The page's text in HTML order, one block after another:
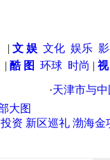
| 文 娱 文化 娱乐
| 酷 图 环球 时尚 |
天津市与中
投资 新区巡礼 渤海金